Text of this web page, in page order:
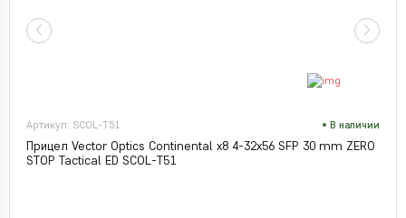
Артикул: SCOL-T51 В наличии
Прицел Vector Optics Continental x8 4-32x56 SFP 30 mm ZERO
STOP Tactical ED SCOL-T51